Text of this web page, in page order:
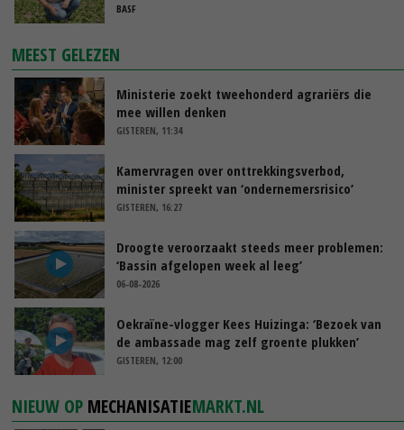
BASF
MEEST GELEZEN
Ministerie zoekt tweehonderd agrariërs die
mee willen denken
GISTEREN, 11:34
Kamervragen over onttrekkingsverbod,
minister spreekt van ‘ondernemersrisico’
GISTEREN, 16:27
Droogte veroorzaakt steeds meer problemen:
‘Bassin afgelopen week al leeg’
06-08-2026
Oekraïne-vlogger Kees Huizinga: ‘Bezoek van
de ambassade mag zelf groente plukken’
GISTEREN, 12:00
NIEUW OP MECHANISATIEMARKT.NL